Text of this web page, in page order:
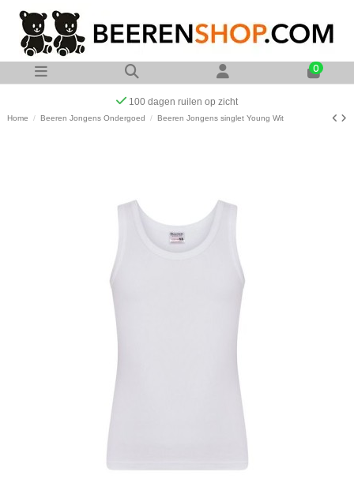
0
Op werkdagen voor 23:00 uur besteld
Home Beeren Jongens Ondergoed Beeren Jongens singlet Young Wit